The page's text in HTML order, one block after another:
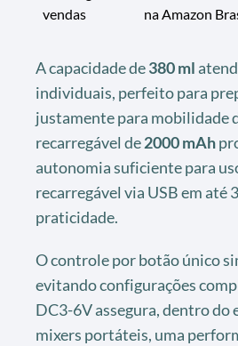
vendas
na Amazon
A capacidade de380 ml
individuais, perfeito para
justamente para mobilidade
recarregável de2000 mAh
autonomia suficiente para
recarregável via USB em até
praticidade.
O controle por botão único
evitando configurações
DC3-6V assegura, dentro do
mixers portáteis, uma